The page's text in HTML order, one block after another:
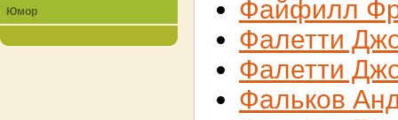
Файфилл
Фалетти
Фалетти
Фальков
Юмор